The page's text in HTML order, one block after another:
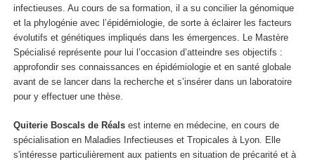
infectieuses. Au cours de sa formation, il a su concilier la génomique
et la phylogénie avec l’épidémiologie, de sorte à éclairer les facteurs
évolutifs et génétiques impliqués dans les émergences. Le Mastère
Spécialisé représente pour lui l’occasion d’atteindre ses objectifs :
approfondir ses connaissances en épidémiologie et en santé globale
avant de se lancer dans la recherche et s’insérer dans un laboratoire
pour y effectuer une thèse.
Quiterie Boscals de Réals est interne en médecine, en cours de
spécialisation en Maladies Infectieuses et Tropicales à Lyon. Elle
s'intéresse particulièrement aux patients en situation de précarité et à